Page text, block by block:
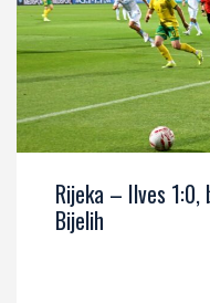
Rijeka – Ilves 1:0,
Bijelih